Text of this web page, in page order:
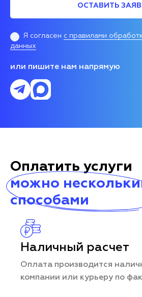
ОСТАВИТЬ
Я согласен с правилами
данных
или пишите нам напрямую
Оплатить услуги
можно
способами
Наличный расчет
Оплата производится
компании или курьеру по